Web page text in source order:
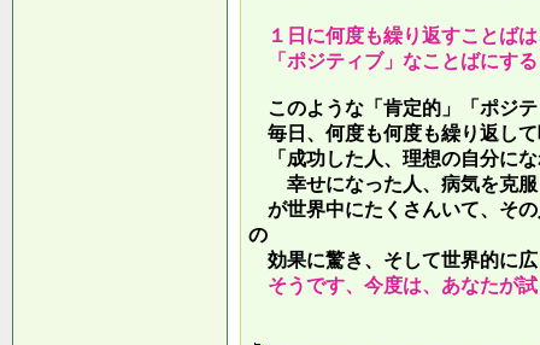
１日に何度も繰り返すことば
「ポジティブ」なことばにす
このような「肯定的」「ポジ
毎日、何度も何度も繰り返し
「成功した人、理想の自分に
幸せになった人、病気を克服
が世界中にたくさんいて、そ
の
効果に驚き、そして世界的に
そうです、今度は、あなたが